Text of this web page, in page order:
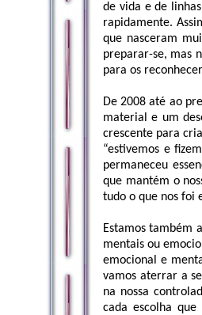
de vida e de
rapidamente.
que nasceram
preparar-se, mas
para os
De 2008 até ao
material e um
crescente para
“estivemos e
permaneceu
que mantém o
tudo o que nos foi
Estamos também
mentais ou
emocional e
vamos aterrar a
na nossa
cada escolha